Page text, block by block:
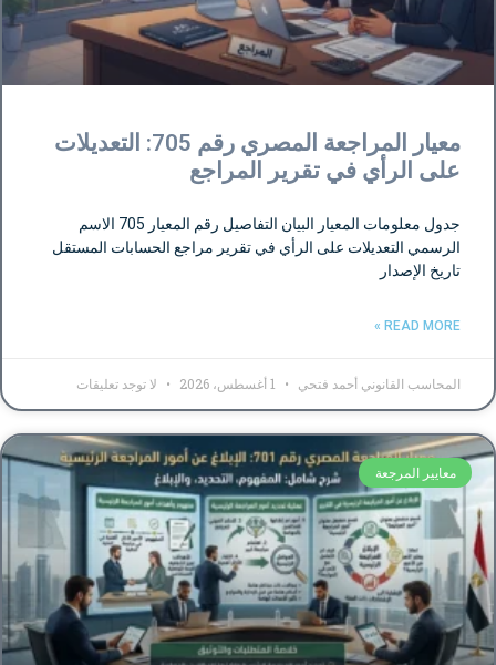
معيار المراجعة المصري رقم 705: التعديلات
على الرأي في تقرير المراجع
جدول معلومات المعيار البيان التفاصيل رقم المعيار 705 الاسم
الرسمي التعديلات على الرأي في تقرير مراجع الحسابات المستقل
تاريخ الإصدار
READ MORE »
المحاسب القانوني أحمد فتحي لا توجد تعليقات
معايير المرجعة